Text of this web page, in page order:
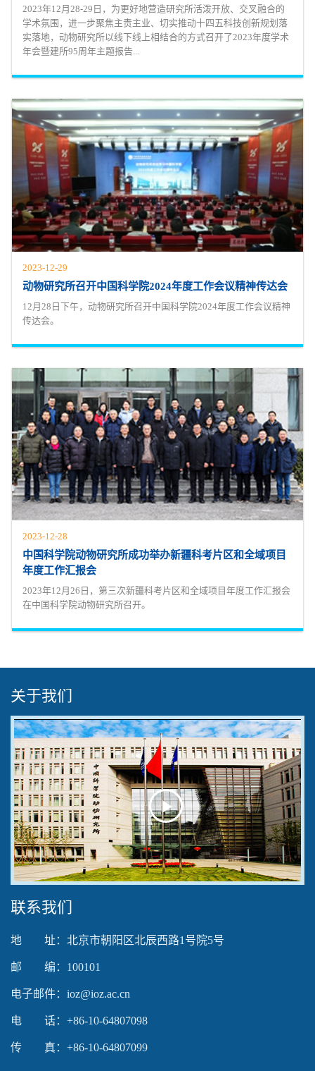
2023年12月28-29日，为更好地营造研究所活泼开放、交叉融合的
学术氛围，进一步聚焦主责主业、切实推动十四五科技创新规划落
实落地，动物研究所以线下线上相结合的方式召开了2023年度学术
年会暨建所95周年主题报告...
2023-12-29
动物研究所召开中国科学院2024年度工作会议精神传达会
12月28日下午，动物研究所召开中国科学院2024年度工作会议精神
传达会。
2023-12-28
中国科学院动物研究所成功举办新疆科考片区和全域项目
年度工作汇报会
2023年12月26日，第三次新疆科考片区和全域项目年度工作汇报会
在中国科学院动物研究所召开。
关于我们
Play
Video
联系我们
地 址：北京市朝阳区北辰西路1号院5号
邮 编：100101
电子邮件：ioz@ioz.ac.cn
电 话：+86-10-64807098
传 真：+86-10-64807099